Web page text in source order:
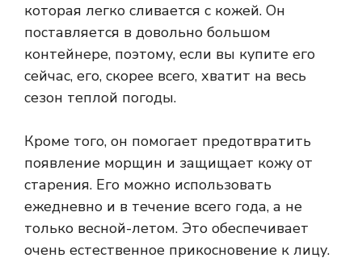
которая легко сливается с кожей. Он
поставляется в довольно большом
контейнере, поэтому, если вы купите его
сейчас, его, скорее всего, хватит на весь
сезон теплой погоды.
Кроме того, он помогает предотвратить
появление морщин и защищает кожу от
старения. Его можно использовать
ежедневно и в течение всего года, а не
только весной-летом. Это обеспечивает
очень естественное прикосновение к лицу.